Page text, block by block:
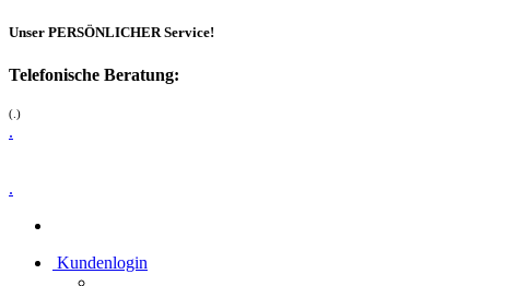
Unser PERSÖNLICHER Service!
Telefonische Beratung:
(.)
.
.
Kundenlogin